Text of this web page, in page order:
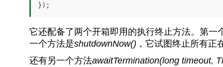
});
它还配备了两个开箱即用的执行终止方法。第一
一个方法是shutdownNow() ，它试图终止所有
还有另一个方法awaitTermination(long timeout,